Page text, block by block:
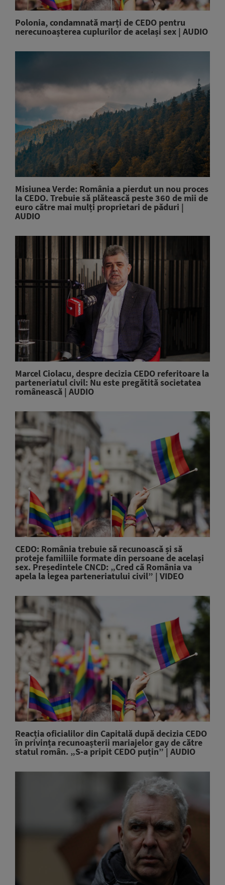
Polonia, condamnată marți de CEDO pentru
nerecunoașterea cuplurilor de același sex | AUDIO
Misiunea Verde: România a pierdut un nou proces
la CEDO. Trebuie să plătească peste 360 de mii de
euro către mai mulți proprietari de păduri |
AUDIO
Marcel Ciolacu, despre decizia CEDO referitoare la
parteneriatul civil: Nu este pregătită societatea
românească | AUDIO
CEDO: România trebuie să recunoască și să
proteje familiile formate din persoane de același
sex. Președintele CNCD: „Cred că România va
apela la legea parteneriatului civil” | VIDEO
Reacția oficialilor din Capitală după decizia CEDO
în privința recunoașterii mariajelor gay de către
statul român. „S-a pripit CEDO puțin” | AUDIO